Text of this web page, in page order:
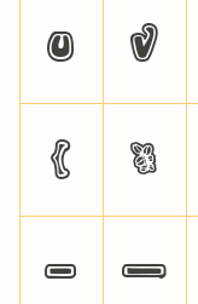
u v
{ |
– —